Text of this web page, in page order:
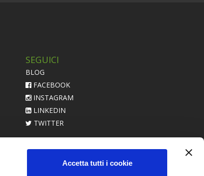
Accetta tutti i cookie
SEGUICI
BLOG
FACEBOOK
INSTAGRAM
LINKEDIN
TWITTER